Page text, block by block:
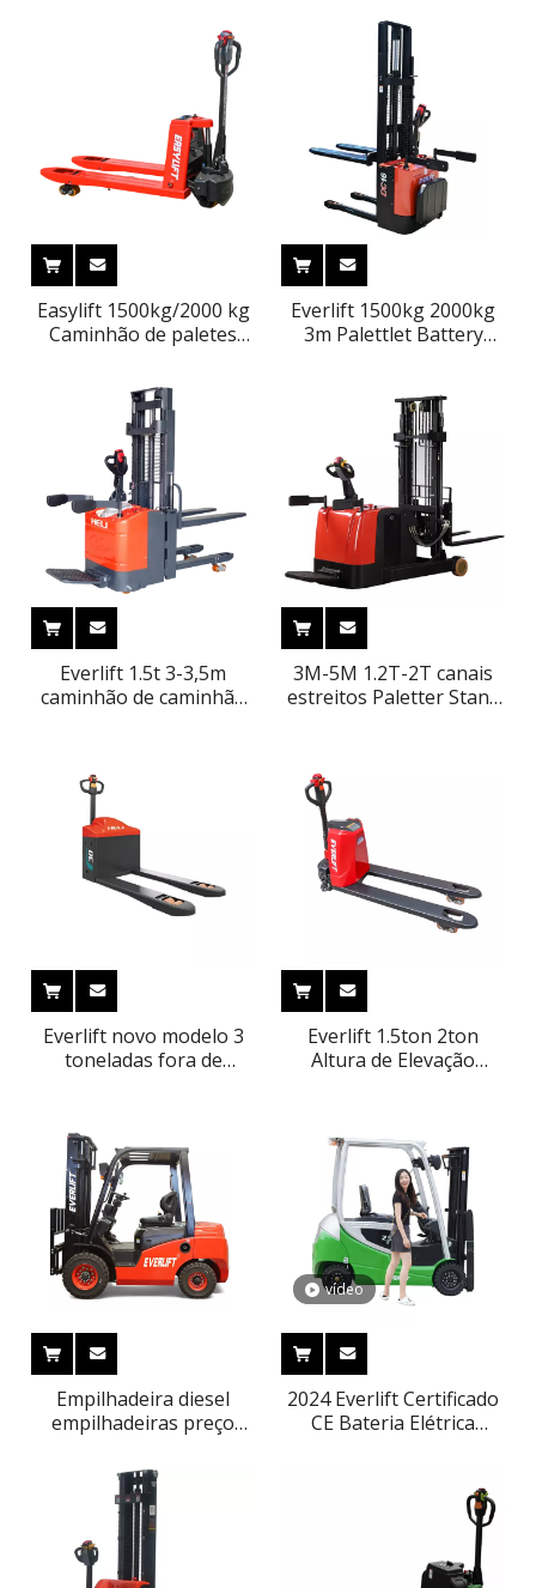
Easylift 1500kg/2000 kg
Caminhão de paletes
lítio Jack de bateria CE
CE portátil
Everlift 1500kg 2000kg
3m Palettlet Battery
Pedal
Everlift 1.5t 3-3,5m
caminhão de caminhão
paletes de levantamento
automático empilhade
3M-5M 1.2T-2T canais
estreitos Paletter Stand
Everlift novo modelo 3
toneladas fora de
Everlift 1.5ton 2ton
Altura de Elevação
Alimentado por Bateria
Empilhadeira diesel
empilhadeiras preço
3m-6m Triplex mastro
GLP empilhadeiras a
gasolina pneus sólidos
deslocador lateral
vídeo
2024 Everlift Certificado
CE Bateria Elétrica
Empilhadeira Elétrica